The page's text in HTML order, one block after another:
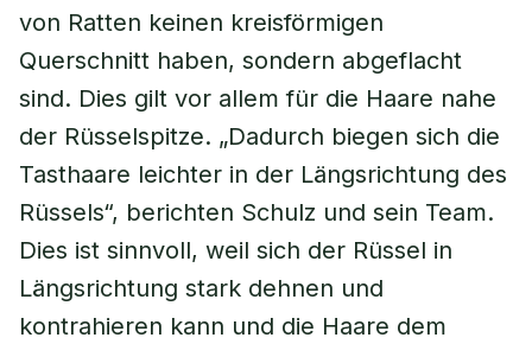
von Ratten keinen kreisförmigen
Querschnitt haben, sondern abgeflacht
sind. Dies gilt vor allem für die Haare nahe
der Rüsselspitze. „Dadurch biegen sich die
Tasthaare leichter in der Längsrichtung des
Rüssels“, berichten Schulz und sein Team.
Dies ist sinnvoll, weil sich der Rüssel in
Längsrichtung stark dehnen und
kontrahieren kann und die Haare dem